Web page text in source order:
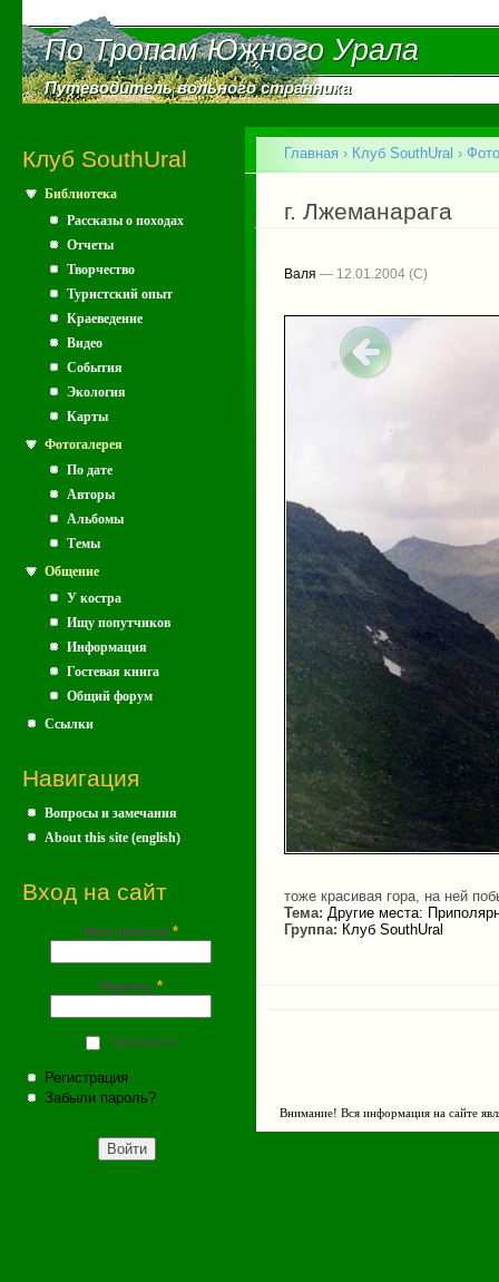
По Тропам Южного Урала
По Тропам Южного Урала
Путеводитель вольного странника
Путеводитель вольного странника
Клуб SouthUral
Библиотека
Рассказы о походах
Отчеты
Творчество
Туристский опыт
Краеведение
Видео
События
Экология
Карты
Фотогалерея
По дате
Авторы
Альбомы
Темы
Общение
У костра
Ищу попутчиков
Информация
Гостевая книга
Общий форум
Ссылки
Навигация
Вопросы и замечания
About this site (english)
Вход на сайт
Имя (почта) *
Пароль *
Запомнить
Регистрация
Забыли пароль?
Вы здесь
Главная › Клуб SouthUral ›
г. Лжеманарага
Валя — 12.01.2004
тоже красивая гора, на ней
Тема: Другие места:
Группа: Клуб SouthUral
Внимание! Вся информация на сайте